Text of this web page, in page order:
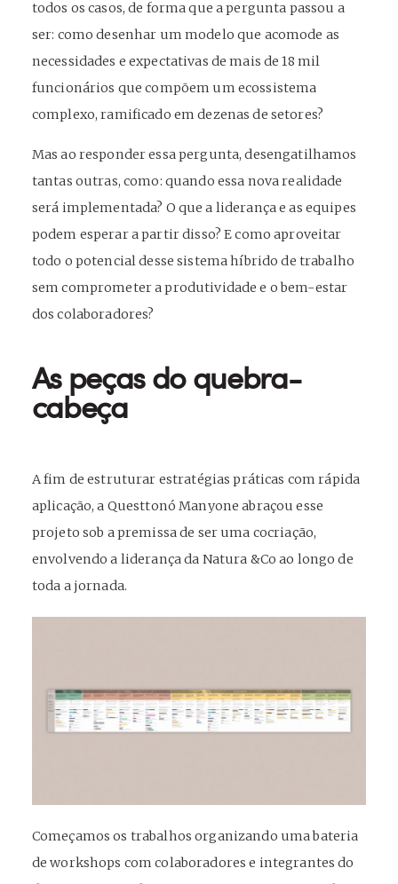
todos os casos, de forma que a pergunta passou a
ser: como desenhar um modelo que acomode as
necessidades e expectativas de mais de 18 mil
funcionários que compõem um ecossistema
complexo, ramificado em dezenas de setores?
Mas ao responder essa pergunta, desengatilhamos
tantas outras, como: quando essa nova realidade
será implementada? O que a liderança e as equipes
podem esperar a partir disso? E como aproveitar
todo o potencial desse sistema híbrido de trabalho
sem comprometer a produtividade e o bem-estar
dos colaboradores?
As peças do quebra-
cabeça
A fim de estruturar estratégias práticas com rápida
aplicação, a Questtonó Manyone abraçou esse
projeto sob a premissa de ser uma cocriação,
envolvendo a liderança da Natura &Co ao longo de
toda a jornada.
Começamos os trabalhos organizando uma bateria
de workshops com colaboradores e integrantes do